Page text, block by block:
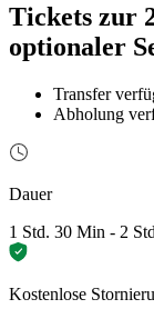
Tickets zur
optionaler
Transfer
Abholung
Dauer
1 Std. 30 Min - 2
Kostenlose